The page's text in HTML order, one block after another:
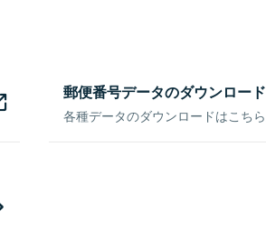
郵便番号データのダウンロード
各種データのダウンロードはこち